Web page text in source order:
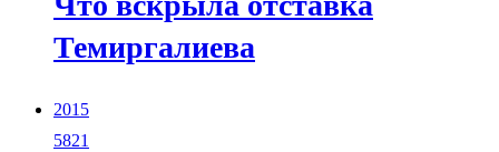
Темиргалиева
2015
5821